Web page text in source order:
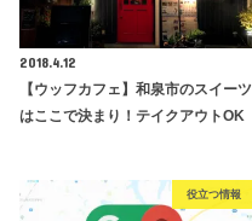
2018.4.12
【ウッフカフェ】和泉市のスイーツ
はここで決まり！テイクアウトOK
役立つ情報